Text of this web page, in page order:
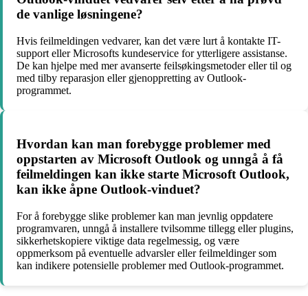
de vanlige løsningene?
Hvis feilmeldingen vedvarer, kan det være lurt å kontakte IT-
support eller Microsofts kundeservice for ytterligere assistanse.
De kan hjelpe med mer avanserte feilsøkingsmetoder eller til og
med tilby reparasjon eller gjenoppretting av Outlook-
programmet.
Hvordan kan man forebygge problemer med
oppstarten av Microsoft Outlook og unngå å få
feilmeldingen kan ikke starte Microsoft Outlook,
kan ikke åpne Outlook-vinduet?
For å forebygge slike problemer kan man jevnlig oppdatere
programvaren, unngå å installere tvilsomme tillegg eller plugins,
sikkerhetskopiere viktige data regelmessig, og være
oppmerksom på eventuelle advarsler eller feilmeldinger som
kan indikere potensielle problemer med Outlook-programmet.